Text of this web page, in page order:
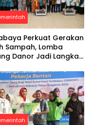
Perkuat Gerakan
Sampah, Lomba
Danor Jadi Langkah